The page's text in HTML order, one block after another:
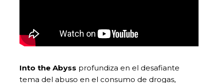
Into the Abyss profundiza en el desafiante
tema del abuso en el consumo de drogas,